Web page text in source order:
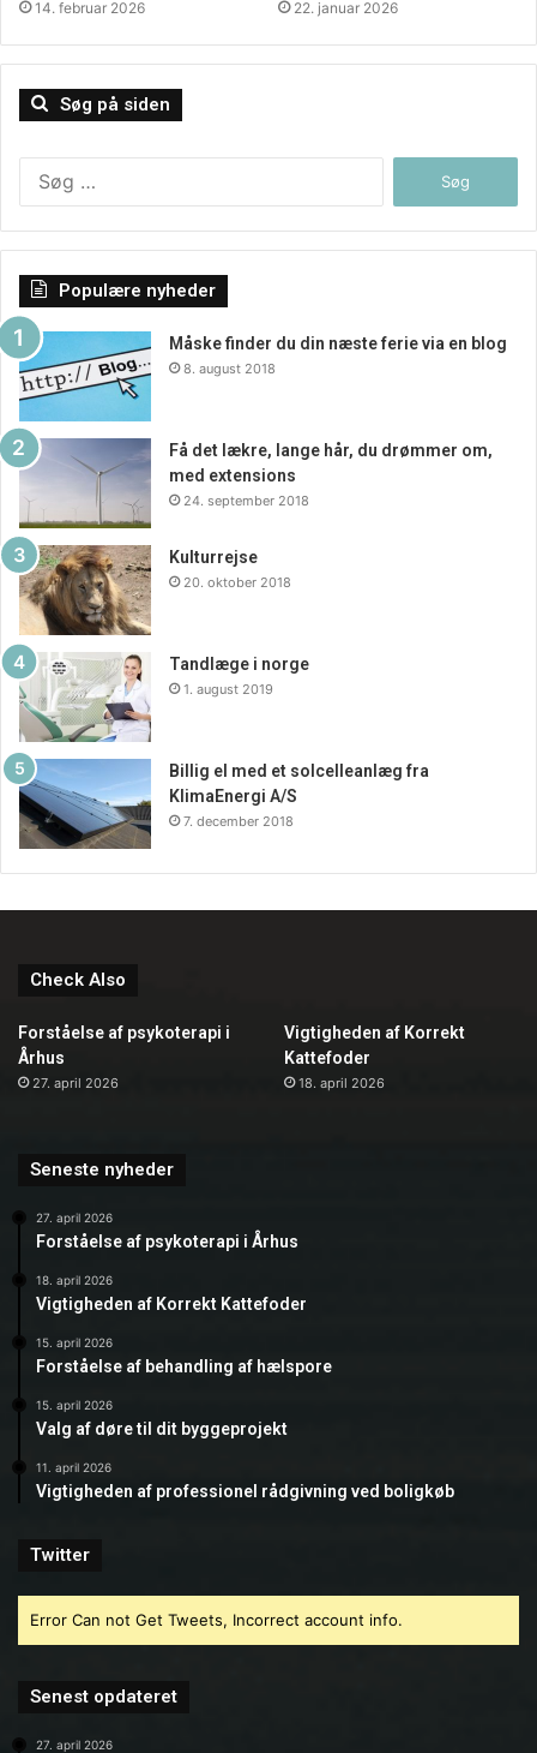
strengeste sikkerhedsstandarder på markedet.
Vil du beskytte dit hjem på den mest optimale måde, og
øge din komfort samt sikkerhed på samme tid?
Så er det bare et klik for Somfy og finde den løsning som
14. februar 2026 22. januar 2026
Søg på siden
Populære nyheder
Måske finder du din næste ferie via en blog
8. august 2018
Få det lækre, lange hår, du drømmer om,
med extensions
24. september 2018
Kulturrejse
20. oktober 2018
Tandlæge i norge
1. august 2019
Billig el med et solcelleanlæg fra
KlimaEnergi A/S
7. december 2018
Check Also
Forståelse af psykoterapi i
Århus
27. april 2026
Vigtigheden af Korrekt
Kattefoder
18. april 2026
Seneste nyheder
27. april 2026
Forståelse af psykoterapi i Århus
18. april 2026
Vigtigheden af Korrekt Kattefoder
15. april 2026
Forståelse af behandling af hælspore
15. april 2026
Valg af døre til dit byggeprojekt
11. april 2026
Vigtigheden af professionel rådgivning ved boligkøb
Twitter
Error Can not Get Tweets, Incorrect account info.
Senest opdateret
27. april 2026